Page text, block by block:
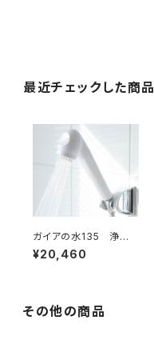
最近チェックした商品
ガイアの水135 浄水
シャワー
¥20,460
その他の商品